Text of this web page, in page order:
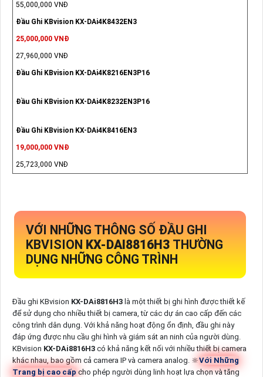
55,000,000 VNĐ
Đầu Ghi KBvision KX-DAi4K8432EN3
25,000,000 VNĐ
27,960,000 VNĐ
Đầu Ghi KBvision KX-DAi4K8216EN3P16
Đầu Ghi KBvision KX-DAi4K8232EN3P16
Đầu Ghi KBvision KX-DAi4K8416EN3
19,000,000 VNĐ
25,723,000 VNĐ
VỚI NHỮNG THÔNG SỐ ĐẦU GHI
KBVISION KX-DAI8816H3 THƯỜNG
DỤNG NHỮNG CÔNG TRÌNH
Đầu ghi KBvision KX-DAi8816H3 là một thiết bị ghi hình được thiết kế
để sử dụng cho nhiều thiết bị camera, từ các dự án cao cấp đến các
công trình dân dụng. Với khả năng hoạt động ổn định, đầu ghi này
đáp ứng được nhu cầu ghi hình và giám sát an ninh của người dùng.
KBvision KX-DAi8816H3 có khả năng kết nối với nhiều thiết bị camera
khác nhau, bao gồm cả camera IP và camera analog. 🔆Với Những
Trang bị cao cấp cho phép người dùng linh hoạt lựa chọn và tăng